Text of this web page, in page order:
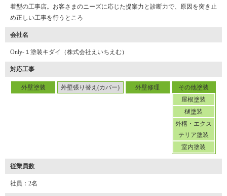
着型の工事店。お客さまのニーズに応じた提案力と診断力で、原因を突き止
め正しい工事を行うところ
会社名
Only-１塗装キダイ（株式会社えいちえむ）
対応工事
外壁塗装 外壁張り替え(カバー) 外壁修理
その他塗装
屋根塗装
樋塗装
外構・エクス
テリア塗装
室内塗装
従業員数
社員：2名